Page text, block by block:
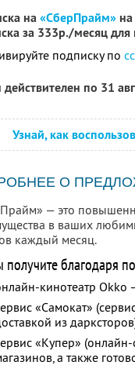
на«СберПрайм»
за 333р./месяц для
подписку по
по 31
Узнай, как
О
— это
в ваших
каждый месяц.
получите благодаря
кинотеатр Okko
«Самокат»
из
«Купер»
а также